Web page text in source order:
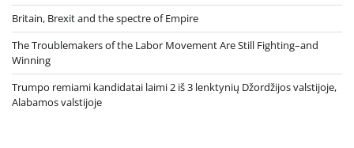
Britain, Brexit and the spectre of Empire
The Troublemakers of the Labor Movement Are Still Fighting–and
Winning
Trumpo remiami kandidatai laimi 2 iš 3 lenktynių Džordžijos valstijoje,
Alabamos valstijoje